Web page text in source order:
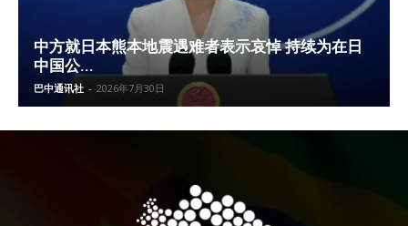
中方就日本熊本地震遇难者表示哀悼 持续为在日
中国公...
巴中通讯社 - 2026年7月30日